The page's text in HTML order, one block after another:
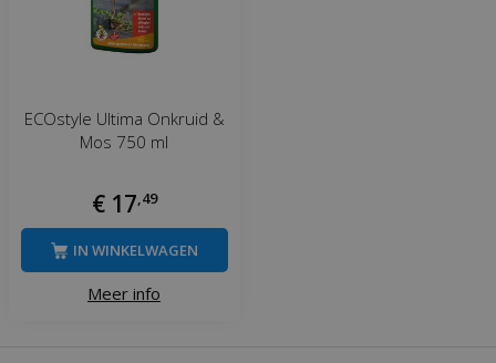
ECOstyle Ultima Onkruid &
Mos 750 ml
€ 17,49
Meer info
IN WINKELWAGEN